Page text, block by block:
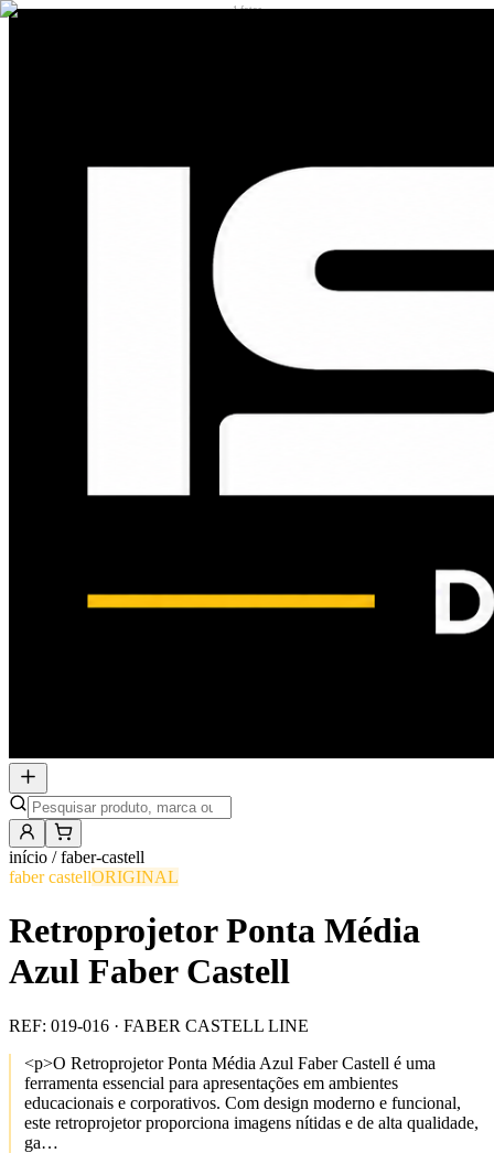
início /faber-castell
faber castellORIGINAL
Retroprojetor Ponta Média
Azul Faber Castell
REF: 019-016 · FABER CASTELL LINE
<p>O Retroprojetor Ponta Média Azul Faber Castell é uma
ferramenta essencial para apresentações em ambientes
educacionais e corporativos. Com design moderno e funcional,
este retroprojetor proporciona imagens nítidas e de alta qualidade,
ga…
1fotos